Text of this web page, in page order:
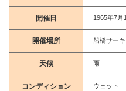
開催日 1965年7月
開催場所 船橋サーキ
天候 雨
コンディション ウェット